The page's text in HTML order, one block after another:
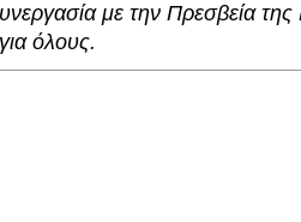
με την Πρεσβεία της
όλους.